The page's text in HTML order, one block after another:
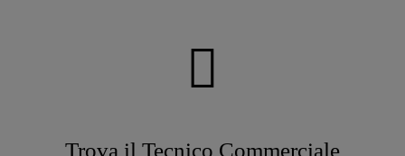
Trova il Tecnico Commerciale